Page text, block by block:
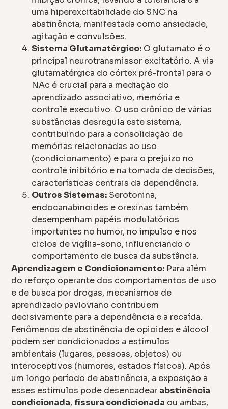
uma hiperexcitabilidade do SNC na
abstinência, manifestada como ansiedade,
agitação e convulsões.
Sistema Glutamatérgico: O glutamato é o
principal neurotransmissor excitatório. A via
glutamatérgica do córtex pré-frontal para o
NAc é crucial para a mediação do
aprendizado associativo, memória e
controle executivo. O uso crônico de várias
substâncias desregula este sistema,
contribuindo para a consolidação de
memórias relacionadas ao uso
(condicionamento) e para o prejuízo no
controle inibitório e na tomada de decisões,
características centrais da dependência.
Outros Sistemas: Serotonina,
endocanabinoides e orexinas também
desempenham papéis modulatórios
importantes no humor, no impulso e nos
ciclos de vigília-sono, influenciando o
comportamento de busca da substância.
Aprendizagem e Condicionamento: Para além
do reforço operante dos comportamentos de uso
e de busca por drogas, mecanismos de
aprendizado pavloviano contribuem
decisivamente para a dependência e a recaída.
Fenômenos de abstinência de opioides e álcool
podem ser condicionados a estímulos
ambientais (lugares, pessoas, objetos) ou
interoceptivos (humores, estados físicos). Após
um longo período de abstinência, a exposição a
esses estímulos pode desencadear abstinência
condicionada, fissura condicionada ou ambas,